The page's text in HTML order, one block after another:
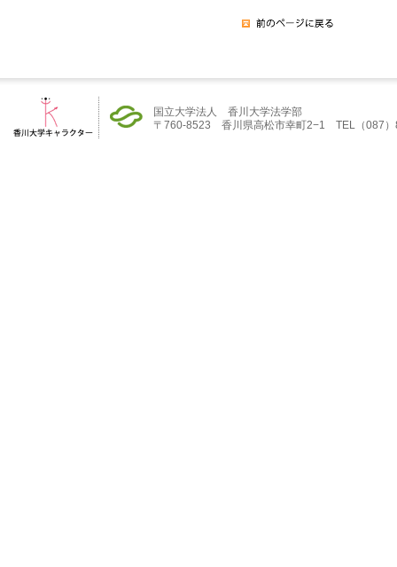
国立大学法人 香川大学法学部
〒760-8523 香川県高松市幸町2−1 TEL（087）